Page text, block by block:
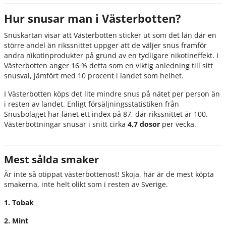
Hur snusar man i Västerbotten?
Snuskartan visar att Västerbotten sticker ut som det län där en
större andel än rikssnittet uppger att de väljer snus framför
andra nikotinprodukter på grund av en tydligare nikotineffekt. I
Västerbotten anger 16 % detta som en viktig anledning till sitt
snusval, jämfört med 10 procent i landet som helhet.
I Västerbotten köps det lite mindre snus på nätet per person än
i resten av landet. Enligt försäljningsstatistiken från
Snusbolaget har länet ett index på 87, där rikssnittet är 100.
Västerbottningar snusar i snitt cirka 4,7 dosor per vecka.
Mest sålda smaker
Är inte så otippat västerbottenost! Skoja, här är de mest köpta
smakerna, inte helt olikt som i resten av Sverige.
1. Tobak
2. Mint